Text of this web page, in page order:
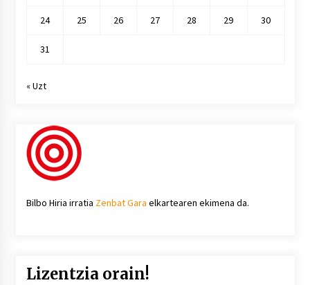
24 25 26 27 28 29 30
31
« Uzt
Bilbo Hiria irratia Zenbat Gara elkartearen ekimena da.
Lizentzia orain!